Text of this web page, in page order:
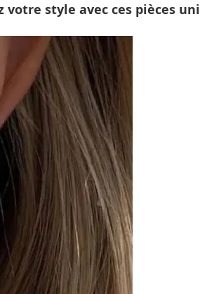
style avec ces pièces